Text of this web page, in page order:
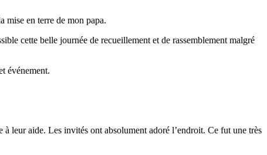
mise en terre de mon papa.
cette belle journée de recueillement et de rassemblement malgré
événement.
leur aide. Les invités ont absolument adoré l’endroit. Ce fut une très